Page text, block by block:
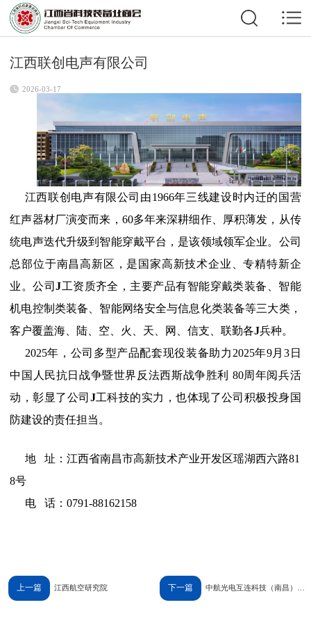
江西联创电声有限公司
2026-03-17
江西联创电声有限公司由1966年三线建设时内迁的国营
红声器材厂演变而来，60多年来深耕细作、厚积薄发，从传
统电声迭代升级到智能穿戴平台，是该领域领军企业。公司
总部位于南昌高新区，是国家高新技术企业、专精特新企
业。公司J工资质齐全，主要产品有智能穿戴类装备、智能
机电控制类装备、智能网络安全与信息化类装备等三大类，
客户覆盖海、陆、空、火、天、网、信支、联勤各J兵种。
2025年，公司多型产品配套现役装备助力2025年9月3日
中国人民抗日战争暨世界反法西斯战争胜利 80周年阅兵活
动，彰显了公司 J工科技的实力，也体现了公司积极投身国
防建设的责任担当。
地 址：江西省南昌市高新技术产业开发区瑶湖西六路81
8号
电 话：0791-88162158
上一篇 江西航空研究院 下一篇 中航光电互连科技（南昌）有